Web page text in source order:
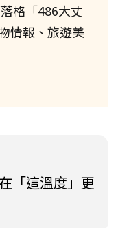
格「486大丈
情報、旅遊美
「這溫度」更